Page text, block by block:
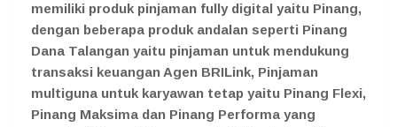
memiliki produk pinjaman fully digital yaitu Pinang,
dengan beberapa produk andalan seperti Pinang
Dana Talangan yaitu pinjaman untuk mendukung
transaksi keuangan Agen BRILink, Pinjaman
multiguna untuk karyawan tetap yaitu Pinang Flexi,
Pinang Maksima dan Pinang Performa yang